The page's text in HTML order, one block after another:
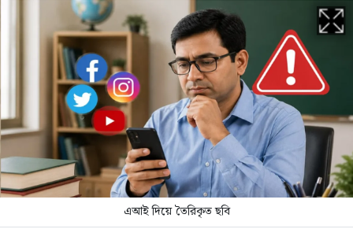
এআই দিয়ে তৈরিকৃত ছবি